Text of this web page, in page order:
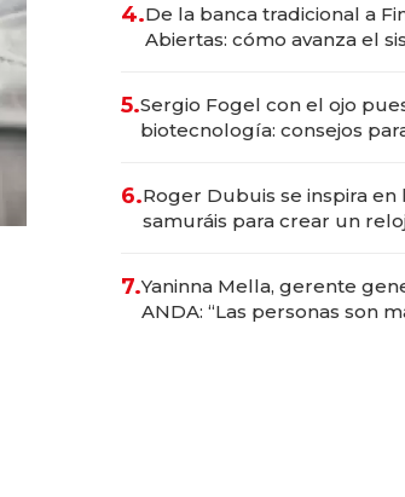
4.De la banca tradicional a
Abiertas: cómo avanza el
5.Sergio Fogel con el ojo
biotecnología: consejos
6.Roger Dubuis se inspira en
samuráis para crear un
7.Yaninna Mella, gerente
ANDA: “Las personas son